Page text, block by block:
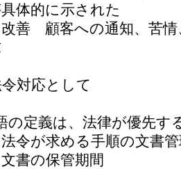
体的に示された
善 顧客への通知、苦情
対応として
の定義は、法律が優先す
令が求める手順の文書
書の保管期間